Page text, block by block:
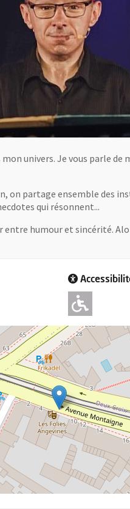
univers. Je vous parle de
partage ensemble des
qui résonnent...
entre humour et sincérité.